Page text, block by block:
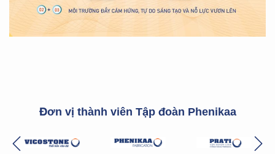
Đơn vị thành viên Tập đoàn Phenikaa